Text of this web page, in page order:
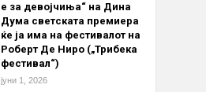
е за девојчиња“ на Дина
Дума светската премиера
ќе ја има на фестивалот на
Роберт Де Ниро („Трибека
фестивал“)
јуни 1, 2026